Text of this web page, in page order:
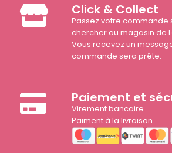
Click & Collect
Passez votre commande
chercher au magasin de
Vous recevez un
commande sera prête.
Paiement et
Virement bancaire.
Paiment à la livraison